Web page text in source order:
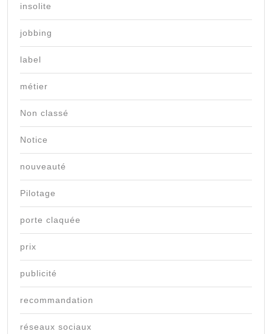
insolite
jobbing
label
métier
Non classé
Notice
nouveauté
Pilotage
porte claquée
prix
publicité
recommandation
réseaux sociaux